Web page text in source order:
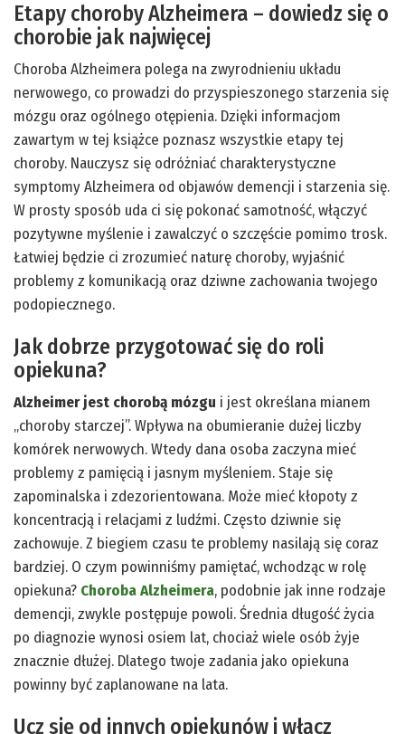
Etapy choroby Alzheimera – dowiedz się o
chorobie jak najwięcej
Choroba Alzheimera polega na zwyrodnieniu układu
nerwowego, co prowadzi do przyspieszonego starzenia się
mózgu oraz ogólnego otępienia. Dzięki informacjom
zawartym w tej książce poznasz wszystkie etapy tej
choroby. Nauczysz się odróżniać charakterystyczne
symptomy Alzheimera od objawów demencji i starzenia się.
W prosty sposób uda ci się pokonać samotność, włączyć
pozytywne myślenie i zawalczyć o szczęście pomimo trosk.
Łatwiej będzie ci zrozumieć naturę choroby, wyjaśnić
problemy z komunikacją oraz dziwne zachowania twojego
podopiecznego.
Jak dobrze przygotować się do roli
opiekuna?
Alzheimer jest chorobą mózgu i jest określana mianem
„choroby starczej”. Wpływa na obumieranie dużej liczby
komórek nerwowych. Wtedy dana osoba zaczyna mieć
problemy z pamięcią i jasnym myśleniem. Staje się
zapominalska i zdezorientowana. Może mieć kłopoty z
koncentracją i relacjami z ludźmi. Często dziwnie się
zachowuje. Z biegiem czasu te problemy nasilają się coraz
bardziej. O czym powinniśmy pamiętać, wchodząc w rolę
opiekuna? Choroba Alzheimera, podobnie jak inne rodzaje
demencji, zwykle postępuje powoli. Średnia długość życia
po diagnozie wynosi osiem lat, chociaż wiele osób żyje
znacznie dłużej. Dlatego twoje zadania jako opiekuna
powinny być zaplanowane na lata.
Ucz się od innych opiekunów i włącz